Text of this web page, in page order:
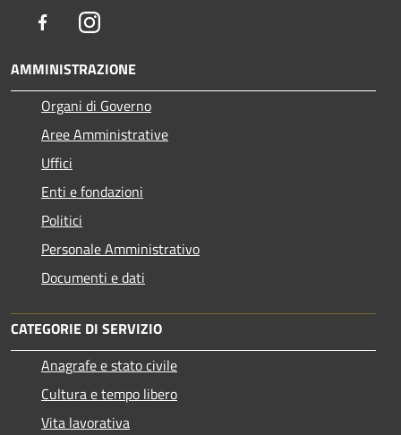
FacebookInstagram
AMMINISTRAZIONE
Organi di Governo
Aree Amministrative
Uffici
Enti e fondazioni
Politici
Personale Amministrativo
Documenti e dati
CATEGORIE DI SERVIZIO
Anagrafe e stato civile
Cultura e tempo libero
Vita lavorativa